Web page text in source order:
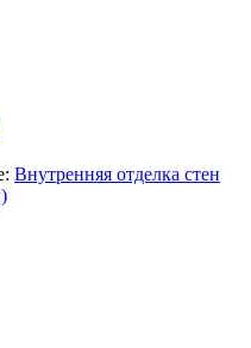
Внутренняя отделка стен